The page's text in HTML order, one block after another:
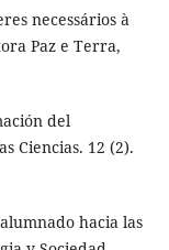
necessários à
Paz e Terra,
del
Ciencias. 12 (2).
hacia las